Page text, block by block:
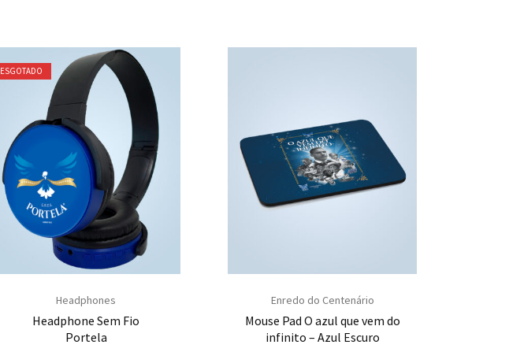
ESGOTADO
Headphones
Headphone Sem Fio
Portela
Enredo do Centenário
Mouse Pad O azul que vem do
infinito – Azul Escuro